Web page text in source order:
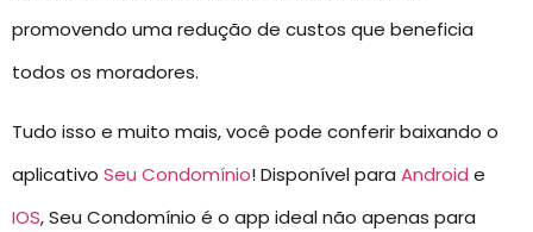
promovendo uma redução de custos que beneficia
todos os moradores.
Tudo isso e muito mais, você pode conferir baixando o
aplicativo Seu Condomínio! Disponível para Android e
IOS, Seu Condomínio é o app ideal não apenas para